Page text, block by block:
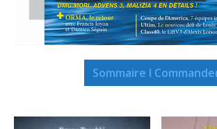
Sommaire I